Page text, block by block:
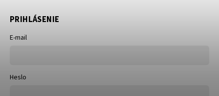
PRIHLÁSENIE
E-mail
Heslo